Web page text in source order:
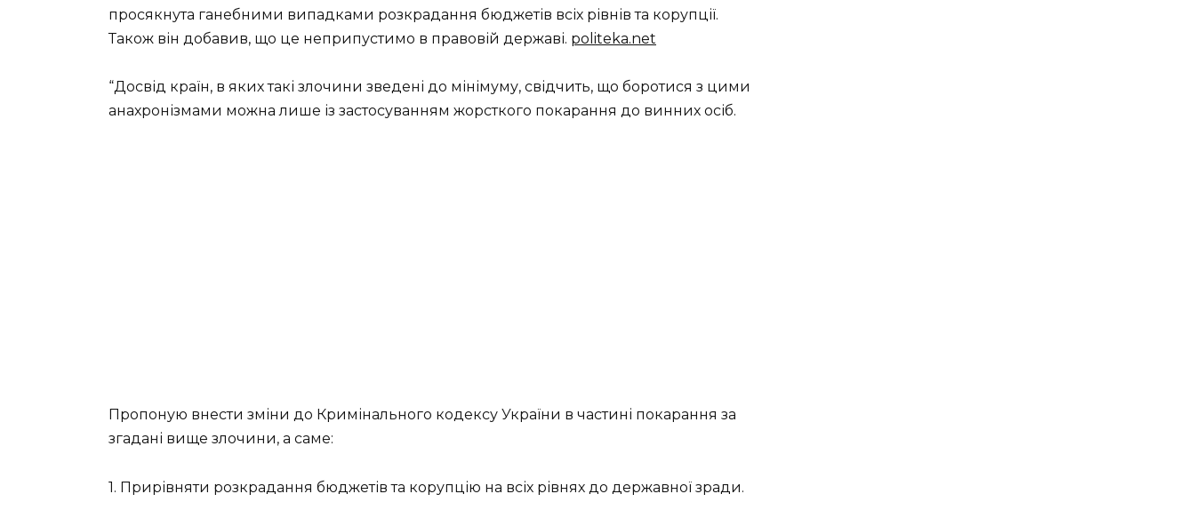
просякнута ганебними випадками розкрадання бюджетів всіх рівнів та корупції.
Також він добавив, що це неприпустимо в правовій державі. politeka.net
“Досвід країн, в яких такі злочини зведені до мінімуму, свідчить, що боротися з цими
анахронізмами можна лише із застосуванням жорсткого покарання до винних осіб.
Пропоную внести зміни до Кримінального кодексу України в частині покарання за
згадані вище злочини, а саме:
1. Прирівняти розкрадання бюджетів та корупцію на всіх рівнях до державної зради.